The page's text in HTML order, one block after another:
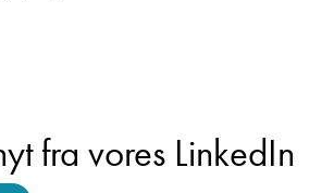
fra vores LinkedIn